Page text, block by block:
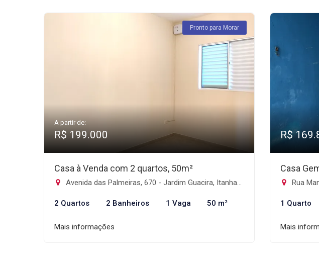
Pronto para Morar
A partir de:
R$ 199.000
Casa à Venda com 2 quartos, 50m²
Avenida das Palmeiras, 670 - Jardim Guacira, Itanhaém-SP
2 Quartos 2 Banheiros 1 Vaga 50 m²
Mais informações
R$
Casa
Rua
1 Quarto
Mais